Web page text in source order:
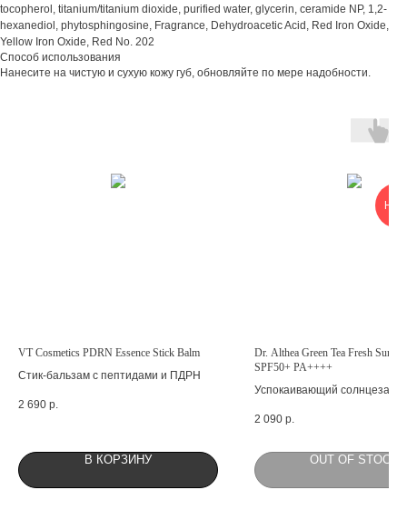
tocopherol, titanium/titanium dioxide, purified water, glycerin, ceramide NP, 1,2-
hexanediol, phytosphingosine, Fragrance, Dehydroacetic Acid, Red Iron Oxide,
Yellow Iron Oxide, Red No. 202
Способ использования
Нанесите на чистую и сухую кожу губ, обновляйте по мере надобности.
VT Cosmetics PDRN Essence Stick Balm
Стик-бальзам с пептидами и ПДРН
2 690 р.
В КОРЗИНУ
Dr. Althea Green Tea Fresh
SPF50+ PA++++
Успокаивающий
2 090 р.
OUT OF STOCK